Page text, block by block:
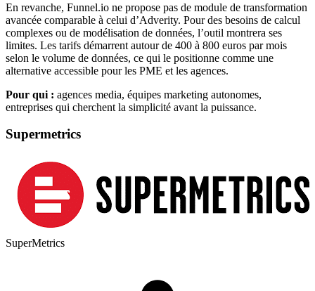
En revanche, Funnel.io ne propose pas de module de transformation
avancée comparable à celui d’Adverity. Pour des besoins de calcul
complexes ou de modélisation de données, l’outil montrera ses
limites. Les tarifs démarrent autour de 400 à 800 euros par mois
selon le volume de données, ce qui le positionne comme une
alternative accessible pour les PME et les agences.
Pour qui : agences media, équipes marketing autonomes,
entreprises qui cherchent la simplicité avant la puissance.
Supermetrics
SuperMetrics